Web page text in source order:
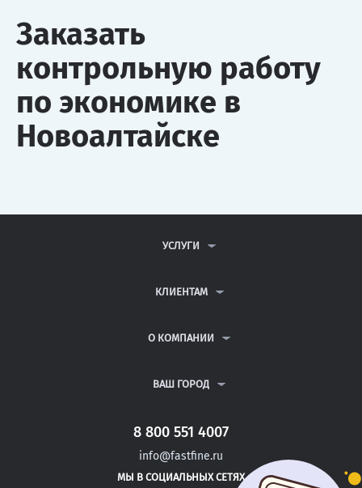
Заказать
контрольную работу
по экономике в
Новоалтайске
УСЛУГИ
ДИПЛОМНЫЕ РАБОТЫ
РЕФЕРАТЫ
КЛИЕНТАМ
ВОПРОСЫ И ОТВЕТЫ
ПОЛИТИКА КОНФИДЕНЦИАЛЬНОСТИ
О КОМПАНИИ
КОНТАКТЫ
ВАШ ГОРОД
САНКТ-ПЕТЕРБУРГ
СОРОЧИНСК
ЮРЬЕВ-ПОЛЬСКИЙ
8 800 551 4007
info@fastfine.ru
МЫ В СОЦИАЛЬНЫХ СЕТЯХ